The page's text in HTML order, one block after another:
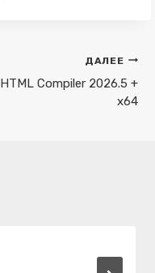
ДАЛЕЕ
HTML Compiler 2026.5 +
x64